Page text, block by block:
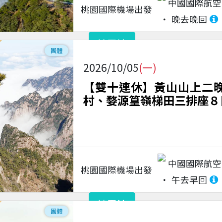
桃園國際機場出發
中國國際航空
晚去晚回
請電洽
團體
2026/10/05(一)
【雙十連休】黃山山上
村、婺源篁嶺梯田三排座
桃園國際機場出發
中國國際航空
午去早回
請電洽
團體